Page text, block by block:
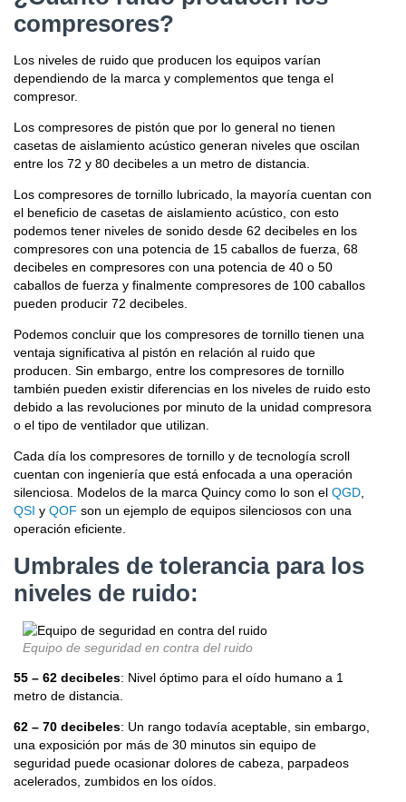
compresores?
Los niveles de ruido que producen los equipos varían
dependiendo de la marca y complementos que tenga el
compresor.
Los compresores de pistón que por lo general no tienen
casetas de aislamiento acústico generan niveles que oscilan
entre los 72 y 80 decibeles a un metro de distancia.
Los compresores de tornillo lubricado, la mayoría cuentan con
el beneficio de casetas de aislamiento acústico, con esto
podemos tener niveles de sonido desde 62 decibeles en los
compresores con una potencia de 15 caballos de fuerza, 68
decibeles en compresores con una potencia de 40 o 50
caballos de fuerza y finalmente compresores de 100 caballos
pueden producir 72 decibeles.
Podemos concluir que los compresores de tornillo tienen una
ventaja significativa al pistón en relación al ruido que
producen. Sin embargo, entre los compresores de tornillo
también pueden existir diferencias en los niveles de ruido esto
debido a las revoluciones por minuto de la unidad compresora
o el tipo de ventilador que utilizan.
Cada día los compresores de tornillo y de tecnología scroll
cuentan con ingeniería que está enfocada a una operación
silenciosa. Modelos de la marca Quincy como lo son el QGD,
QSI y QOF son un ejemplo de equipos silenciosos con una
operación eficiente.
Umbrales de tolerancia para los
niveles de ruido:
Equipo de seguridad en contra del ruido
55 – 62 decibeles: Nivel óptimo para el oído humano a 1
metro de distancia.
62 – 70 decibeles: Un rango todavía aceptable, sin embargo,
una exposición por más de 30 minutos sin equipo de
seguridad puede ocasionar dolores de cabeza, parpadeos
acelerados, zumbidos en los oídos.